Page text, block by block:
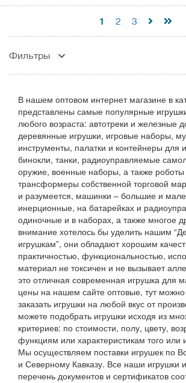
1 2 3
Фильтры
В нашем оптовом интернет магазине в
представлены самые популярные
любого возраста: автотреки и железные
деревянные игрушки, игровые наборы,
инструменты, палатки и контейнеры для
бинокли, танки, радиоуправляемые
оружие, военные наборы, а также роботы
трансформеры собственной торговой
и разумеется, машинки – большие и
инерционные, на батарейках и
одиночные и в наборах, а также многое
внимание хотелось бы уделить нашим
игрушкам”, они обладают хорошим
практичностью, функциональностью,
материал не токсичен и не вызывает
это отличная современная игрушка для
цены на нашем сайте оптовые, тут
заказать игрушки на любой вкус от
можете подобрать игрушки исходя из
критериев: по стоимости, полу, цвету,
функциям или характеристикам того или
Мы осуществляем поставки игрушек по
и Северному Кавказу. Все наши игрушки
перечень документов и сертификатов